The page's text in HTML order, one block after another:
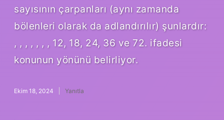
sayısının çarpanları (aynı zamanda
bölenleri olarak da adlandırılır) şunlardır:
, , , , , , , 12, 18, 24, 36 ve 72. ifadesi
konunun yönünü belirliyor.
Ekim 18, 2024 Yanıtla